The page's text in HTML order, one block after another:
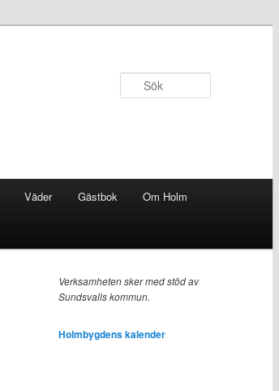
Väder Gästbok Om Holm
Verksamheten sker med stöd av
Sundsvalls kommun.
Holmbygdens kalender